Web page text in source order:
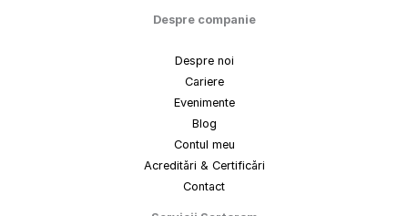
Despre companie
Despre noi
Cariere
Evenimente
Blog
Contul meu
Acreditări & Certificări
Contact